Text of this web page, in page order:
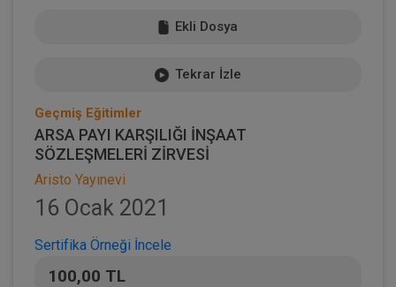
Ekli Dosya
Tekrar İzle
Geçmiş Eğitimler
ARSA PAYI KARŞILIĞI İNŞAAT
SÖZLEŞMELERİ ZİRVESİ
Aristo Yayınevi
16 Ocak 2021
Sertifika Örneği İncele
100,00 TL